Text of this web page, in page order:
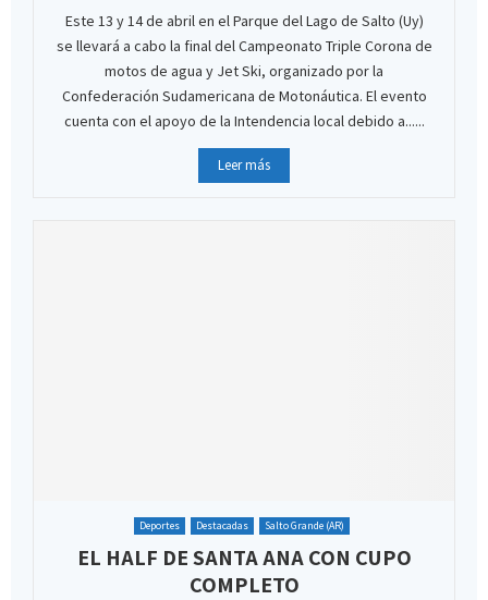
Este 13 y 14 de abril en el Parque del Lago de Salto (Uy)
se llevará a cabo la final del Campeonato Triple Corona de
motos de agua y Jet Ski, organizado por la
Confederación Sudamericana de Motonáutica. El evento
cuenta con el apoyo de la Intendencia local debido a......
Leer más
Deportes Destacadas Salto Grande (AR)
EL HALF DE SANTA ANA CON CUPO
COMPLETO